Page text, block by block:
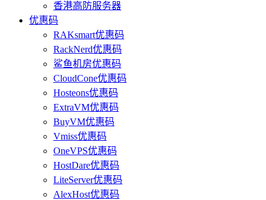
香港高防服务器
优惠码
RAKsmart优惠码
RackNerd优惠码
鲨鱼机房优惠码
CloudCone优惠码
Hosteons优惠码
ExtraVM优惠码
BuyVM优惠码
Vmiss优惠码
OneVPS优惠码
HostDare优惠码
LiteServer优惠码
AlexHost优惠码